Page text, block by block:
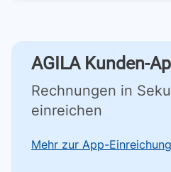
AGILA Kunden-
Rechnungen in
einreichen
Mehr zur App-